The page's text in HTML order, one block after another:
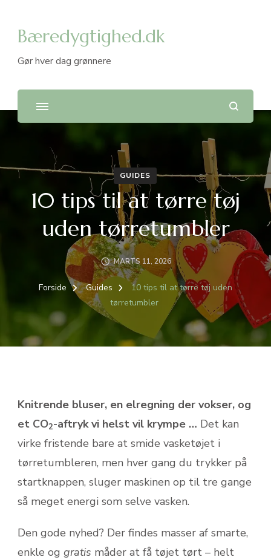
Bæredygtighed.dk
Gør hver dag grønnere
GUIDES
10 tips til at tørre tøj
uden tørretumbler
MARTS 11, 2026
Forside Guides
10 tips til at tørre tøj uden
tørretumbler
Knitrende bluser, en elregning der vokser, og
et CO2-aftryk vi helst vil krympe … Det kan
virke fristende bare at smide vasketøjet i
tørretumbleren, men hver gang du trykker på
startknappen, sluger maskinen op til tre gange
så meget energi som selve vasken.
Den gode nyhed? Der findes masser af smarte,
enkle og gratis måder at få tøjet tørt – helt